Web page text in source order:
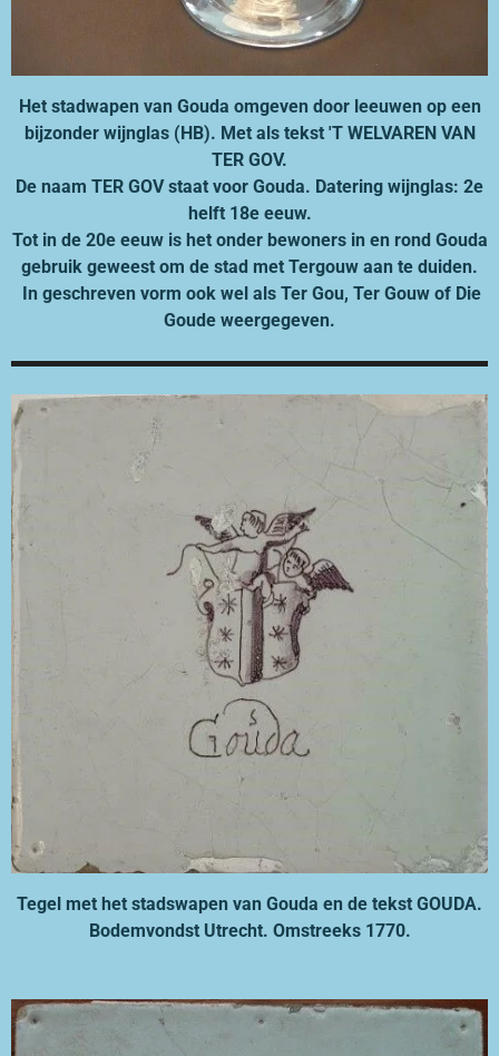
Het stadwapen van Gouda omgeven door leeuwen op een
bijzonder wijnglas (HB). Met als tekst 'T WELVAREN VAN
TER GOV.
De naam TER GOV staat voor Gouda. Datering wijnglas: 2e
helft 18e eeuw.
Tot in de 20e eeuw is het onder bewoners in en rond Gouda
gebruik geweest om de stad met Tergouw aan te duiden.
In geschreven vorm ook wel als Ter Gou, Ter Gouw of Die
Goude weergegeven.
Tegel met het stadswapen van Gouda en de tekst GOUDA.
Bodemvondst Utrecht. Omstreeks 1770.